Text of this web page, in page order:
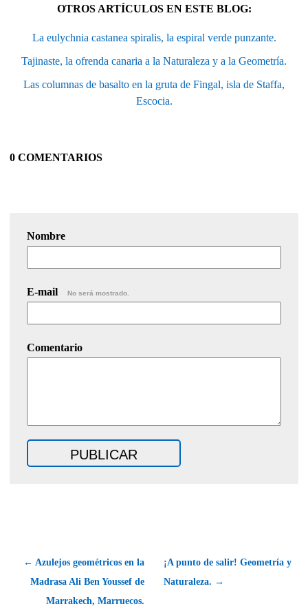
OTROS ARTÍCULOS EN ESTE BLOG:
La eulychnia castanea spiralis, la espiral verde punzante.
Tajinaste, la ofrenda canaria a la Naturaleza y a la Geometría.
Las columnas de basalto en la gruta de Fingal, isla de Staffa,
Escocia.
0 COMENTARIOS
Nombre
E-mail No será mostrado.
Comentario
← Azulejos geométricos en la
Madrasa Ali Ben Youssef de
Marrakech, Marruecos.
¡A punto de salir! Geometría y
Naturaleza. →